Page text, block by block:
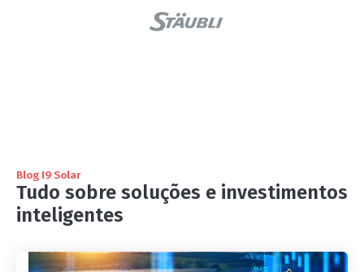
Blog I9 Solar
Tudo sobre soluções e investimentos
inteligentes